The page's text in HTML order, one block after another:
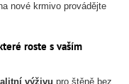
nové krmivo provádějte
roste s vaším
výživu pro štěně bez